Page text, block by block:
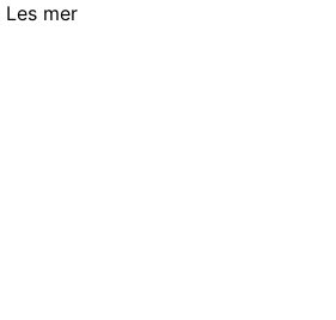
Les mer